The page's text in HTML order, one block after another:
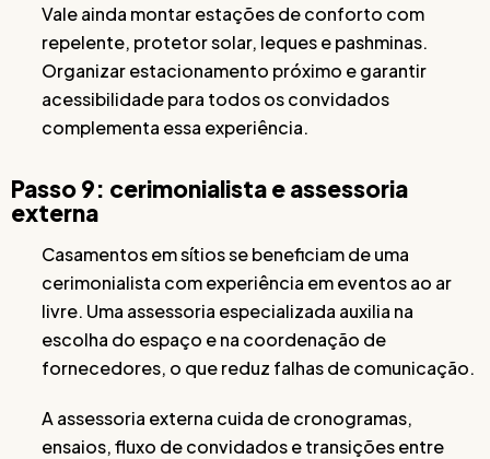
Vale ainda montar estações de conforto com
repelente, protetor solar, leques e pashminas.
Organizar estacionamento próximo e garantir
acessibilidade para todos os convidados
complementa essa experiência.
Passo 9: cerimonialista e assessoria
externa
Casamentos em sítios se beneficiam de uma
cerimonialista com experiência em eventos ao ar
livre. Uma assessoria especializada auxilia na
escolha do espaço e na coordenação de
fornecedores, o que reduz falhas de comunicação.
A assessoria externa cuida de cronogramas,
ensaios, fluxo de convidados e transições entre